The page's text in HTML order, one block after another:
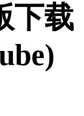
下载